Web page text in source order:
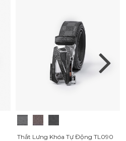
Thắt Lưng Khóa Tự Động TL090